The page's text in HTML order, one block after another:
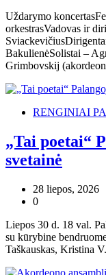
Uždarymo
orkestrasVadovas ir
BakulienėSolistai –
Grimbovskij
RENGINIAI
„Tai poetai“
svetainė
28 liepos, 2026
0
Liepos 30 d. 18 val.
su kūrybine
Taškauskas, Kristina